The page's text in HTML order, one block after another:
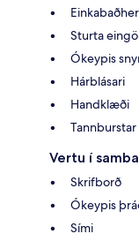
Sturta
Ókeypis
Hárblásari
Handklæði
Vertu í
Skrifborð
Ókeypis
Sími